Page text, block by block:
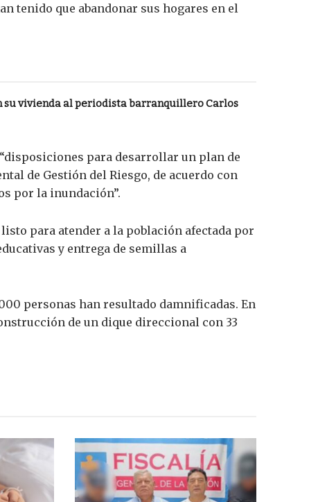
tenido que abandonar sus hogares en el
su vivienda al periodista barranquillero Carlos
para desarrollar un plan de
de Gestión del Riesgo, de acuerdo con
por la inundación”.
para atender a la población afectada por
y entrega de semillas a
personas han resultado damnificadas. En
de un dique direccional con 33